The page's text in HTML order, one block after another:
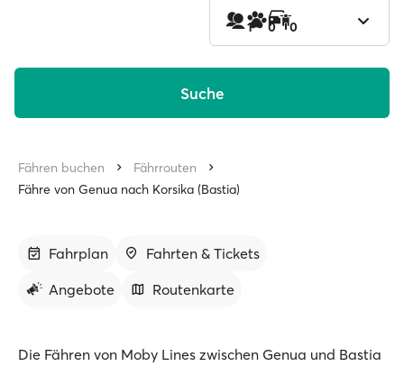
1 0 0
Suche
Fähren buchen
Fährrouten
Fähre von Genua nach Korsika (Bastia)
Fahrplan
Fahrten & Tickets
Angebote
Routenkarte
Die Fähren von Moby Lines zwischen Genua und Bastia